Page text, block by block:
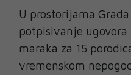
U prostorijama
potpisivanje
maraka za 15
vremenskom